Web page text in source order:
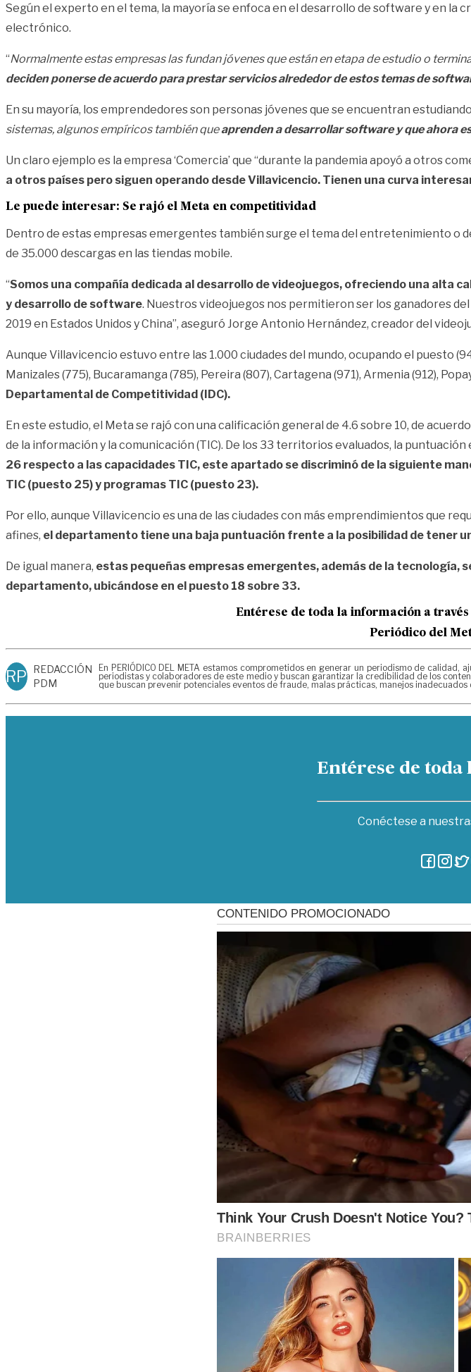
Según el experto en el tema, la mayoría se enfoca en el desarrollo de software y en
electrónico.
“Normalmente estas empresas las fundan jóvenes que están en etapa de estudio o
deciden ponerse de acuerdo para prestar servicios alrededor de estos temas de
En su mayoría, los emprendedores son personas jóvenes que se encuentran
sistemas, algunos empíricos también queaprenden a desarrollar software y que ahora
Un claro ejemplo es la empresa ‘Comercia’ que “durante la pandemia apoyó a otros
a otros países pero siguen operando desde Villavicencio. Tienen una curva
Le puede interesar: Se rajó el Meta en competitividad
Dentro de estas empresas emergentes también surge el tema del entretenimiento o
de 35.000 descargas en las tiendas mobile.
“Somos una compañía dedicada al desarrollo de videojuegos, ofreciendo una alta
y desarrollo de software. Nuestros videojuegos nos permitieron ser los ganadores
2019 en Estados Unidos y China”, aseguró Jorge Antonio Hernández, creador del
Aunque Villavicencio estuvo entre las 1.000 ciudades del mundo, ocupando el puesto
Manizales (775), Bucaramanga (785), Pereira (807), Cartagena (971), Armenia (912),
Departamental de Competitividad (IDC).
En este estudio, el Meta se rajó con una calificación general de 4.6 sobre 10, de
de la información y la comunicación (TIC). De los 33 territorios evaluados, la
26 respecto a las capacidades TIC, este apartado se discriminó de la siguiente
TIC (puesto 25) y programas TIC (puesto 23).
Por ello, aunque Villavicencio es una de las ciudades con más emprendimientos que
afines, el departamento tiene una baja puntuación frente a la posibilidad de tener
De igual manera, estas pequeñas empresas emergentes, además de la tecnología,
departamento, ubicándose en el puesto 18 sobre 33.
Entérese de toda la información a través
Periódico del
RP REDACCIÓN
PDM
En PERIÓDICO DEL META estamos comprometidos en generar un periodismo de
periodistas y colaboradores de este medio y buscan garantizar la credibilidad de los
que buscan prevenir potenciales eventos de fraude, malas prácticas, manejos
Entérese de
Conéctese a